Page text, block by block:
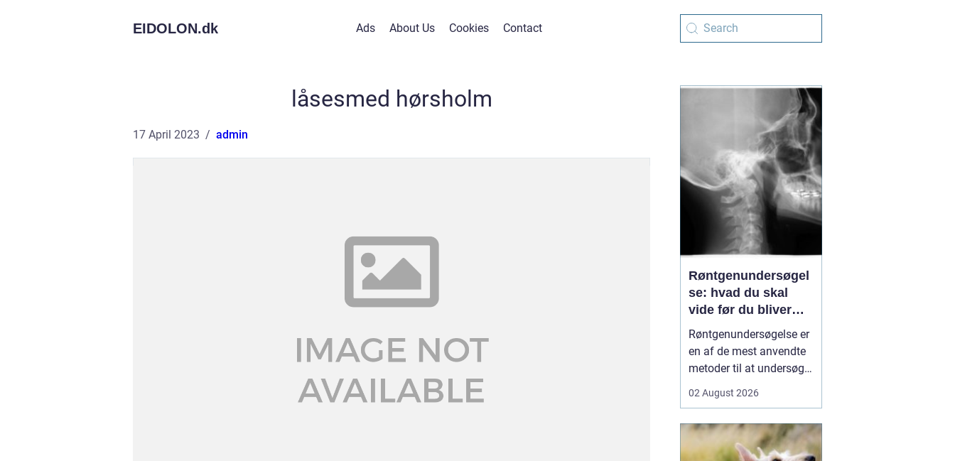
EIDOLON.dk Ads About Us Cookies Contact
låsesmed hørsholm
17 April 2023 admin
Røntgenundersøgel
se: hvad du skal
vide før du bliver
undersøgt
Røntgenundersøgelse er
en af de mest anvendte
metoder til at undersøge
kroppen på en hurtig og
mennesker møder før
eller siden denne
02 August 2026